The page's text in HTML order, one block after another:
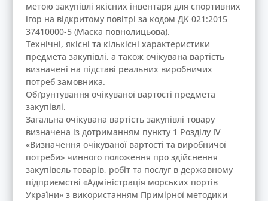
метою закупівлі якісних інвентаря для спортивних
ігор на відкритому повітрі за кодом ДК 021:2015
37410000-5 (Маска повнолицьова).
Технічні, якісні та кількісні характеристики
предмета закупівлі, а також очікувана вартість
визначені на підставі реальних виробничих
потреб замовника.
Обґрунтування очікуваної вартості предмета
закупівлі.
Загальна очікувана вартість закупівлі товару
визначена із дотриманням пункту 1 Розділу IV
«Визначення очікуваної вартості та виробничої
потреби» чинного положення про здійснення
закупівель товарів, робіт та послуг в державному
підприємстві «Адміністрація морських портів
України» з використанням Примірної методики